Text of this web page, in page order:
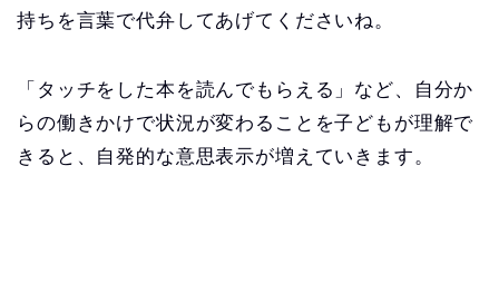
持ちを言葉で代弁してあげてくださいね。
「タッチをした本を読んでもらえる」など、自分か
らの働きかけで状況が変わることを子どもが理解で
きると、自発的な意思表示が増えていきます。